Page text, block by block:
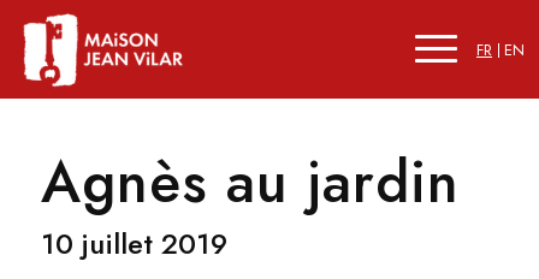
FR EN
Agnès au jardin
10 juillet 2019